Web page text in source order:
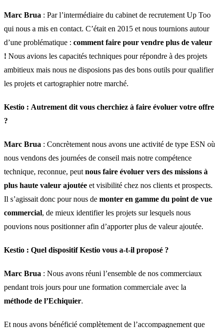
Marc Brua : Par l’intermédiaire du cabinet de recrutement Up Too
qui nous a mis en contact. C’était en 2015 et nous tournions autour
d’une problématique : comment faire pour vendre plus de valeur
! Nous avions les capacités techniques pour répondre à des projets
ambitieux mais nous ne disposions pas des bons outils pour qualifier
les projets et cartographier notre marché.
Kestio : Autrement dit vous cherchiez à faire évoluer votre offre
?
Marc Brua : Concrètement nous avons une activité de type ESN où
nous vendons des journées de conseil mais notre compétence
technique, reconnue, peut nous faire évoluer vers des missions à
plus haute valeur ajoutée et visibilité chez nos clients et prospects.
Il s’agissait donc pour nous de monter en gamme du point de vue
commercial, de mieux identifier les projets sur lesquels nous
pouvions nous positionner afin d’apporter plus de valeur ajoutée.
Kestio : Quel dispositif Kestio vous a-t-il proposé ?
Marc Brua : Nous avons réuni l’ensemble de nos commerciaux
pendant trois jours pour une formation commerciale avec la
méthode de l’Echiquier.
Et nous avons bénéficié complètement de l’accompagnement que